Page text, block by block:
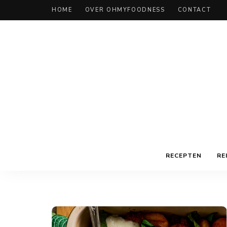
HOME OVER OHMYFOODNESS CONTACT
RECEPTEN